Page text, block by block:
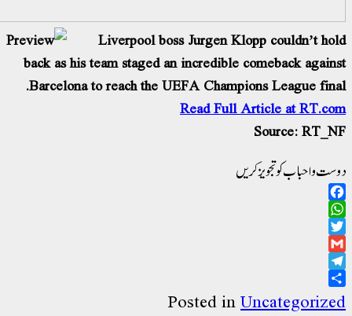
Liverpool boss Jurgen Klopp couldn’t
back as his team staged an incredible comeback
Barcelona to reach the UEFA Champions League
Read Full Article at
Source:
و احباب کو تجویز کریں
Posted in